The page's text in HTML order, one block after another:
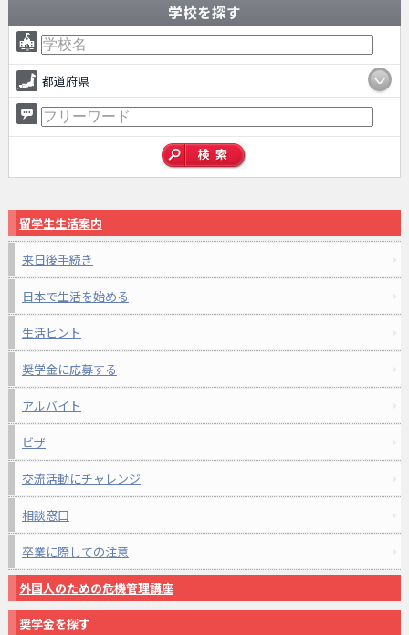
学校を探す
都道府県
留学生生活案内
来日後手続き
日本で生活を始める
生活ヒント
奨学金に応募する
アルバイト
ビザ
交流活動にチャレンジ
相談窓口
卒業に際しての注意
外国人のための危機管理講座
奨学金を探す